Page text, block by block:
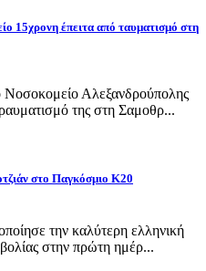
15χρονη έπειτα από ταυματισμό στη
Νοσοκομείο Αλεξανδρούπολης
της στη Σαμοθρ...
στο Παγκόσμιο Κ20
την καλύτερη ελληνική
στην πρώτη ημέρ...